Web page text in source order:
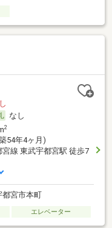
なし
2
54年4ヶ月)
宮線 東武宇都宮駅 徒歩7
都宮市本町
エレベーター